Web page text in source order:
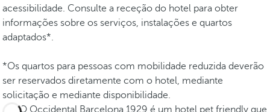
acessibilidade. Consulte a receção do hotel para obter
informações sobre os serviços, instalações e quartos
adaptados*.
*Os quartos para pessoas com mobilidade reduzida deverão
ser reservados diretamente com o hotel, mediante
solicitação e mediante disponibilidade.
O Occidental Barcelona 1929 é um hotel pet friendly que